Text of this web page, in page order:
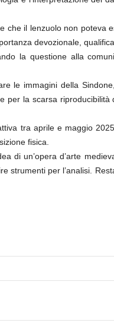
che il lenzuolo non poteva
devozionale,
la questione alla
le immagini della
per la scarsa
tra aprile e maggio
fisica.
di un’opera d’arte
strumenti per l’analisi.